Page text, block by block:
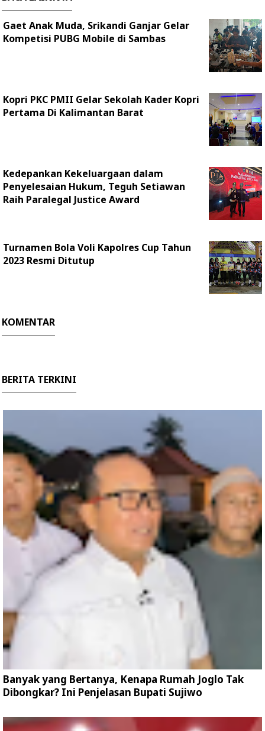
Gaet Anak Muda, Srikandi Ganjar Gelar
Kompetisi PUBG Mobile di Sambas
Kopri PKC PMII Gelar Sekolah Kader Kopri
Pertama Di Kalimantan Barat
Kedepankan Kekeluargaan dalam
Penyelesaian Hukum, Teguh Setiawan
Raih Paralegal Justice Award
Turnamen Bola Voli Kapolres Cup Tahun
2023 Resmi Ditutup
KOMENTAR
BERITA TERKINI
Banyak yang Bertanya, Kenapa Rumah Joglo Tak
Dibongkar? Ini Penjelasan Bupati Sujiwo